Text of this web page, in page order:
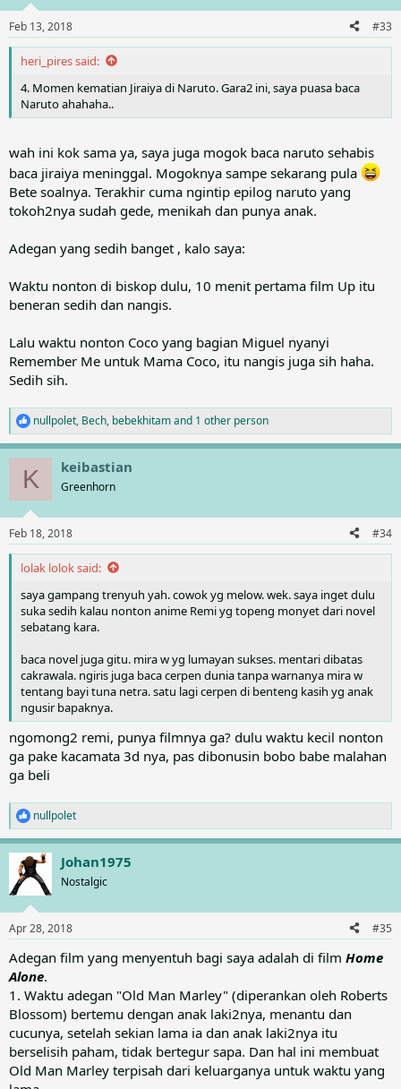
s
:
Feb 13, 2018 #33
heri_pires said:
4. Momen kematian Jiraiya di Naruto. Gara2 ini, saya puasa baca
Naruto ahahaha..
wah ini kok sama ya, saya juga mogok baca naruto sehabis
baca jiraiya meninggal. Mogoknya sampe sekarang pula
Bete soalnya. Terakhir cuma ngintip epilog naruto yang
tokoh2nya sudah gede, menikah dan punya anak.
Adegan yang sedih banget , kalo saya:
Waktu nonton di biskop dulu, 10 menit pertama film Up itu
beneran sedih dan nangis.
Lalu waktu nonton Coco yang bagian Miguel nyanyi
Remember Me untuk Mama Coco, itu nangis juga sih haha.
Sedih sih.
R
e
a
i
s
:
nullpolet, Bech, bebekhitamand 1 other person
K keibastian
Greenhorn
Feb 18, 2018 #34
lolak lolok said:
saya gampang trenyuh yah. cowok yg melow. wek. saya inget dulu
suka sedih kalau nonton anime Remi yg topeng monyet dari novel
sebatang kara.
baca novel juga gitu. mira w yg lumayan sukses. mentari dibatas
cakrawala. ngiris juga baca cerpen dunia tanpa warnanya mira w
tentang bayi tuna netra. satu lagi cerpen di benteng kasih yg anak
ngusir bapaknya.
ngomong2 remi, punya filmnya ga? dulu waktu kecil nonton
ga pake kacamata 3d nya, pas dibonusin bobo babe malahan
ga beli
R
e
a
c
t
i
s
nullpolet
Johan1975
Nostalgic
Apr 28, 2018 #35
Adegan film yang menyentuh bagi saya adalah di film Home
Alone.
1. Waktu adegan "Old Man Marley" (diperankan oleh Roberts
Blossom) bertemu dengan anak laki2nya, menantu dan
cucunya, setelah sekian lama ia dan anak laki2nya itu
berselisih paham, tidak bertegur sapa. Dan hal ini membuat
Old Man Marley terpisah dari keluarganya untuk waktu yang